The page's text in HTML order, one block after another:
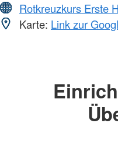
Rotkreuzkurs Erste
Karte: Link zur